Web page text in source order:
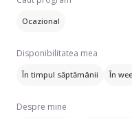
Ocazional
Disponibilitatea mea
În timpul săptămânii În
Despre mine